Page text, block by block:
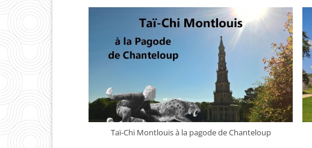
Taï-Chi Montlouis à la pagode de Chanteloup